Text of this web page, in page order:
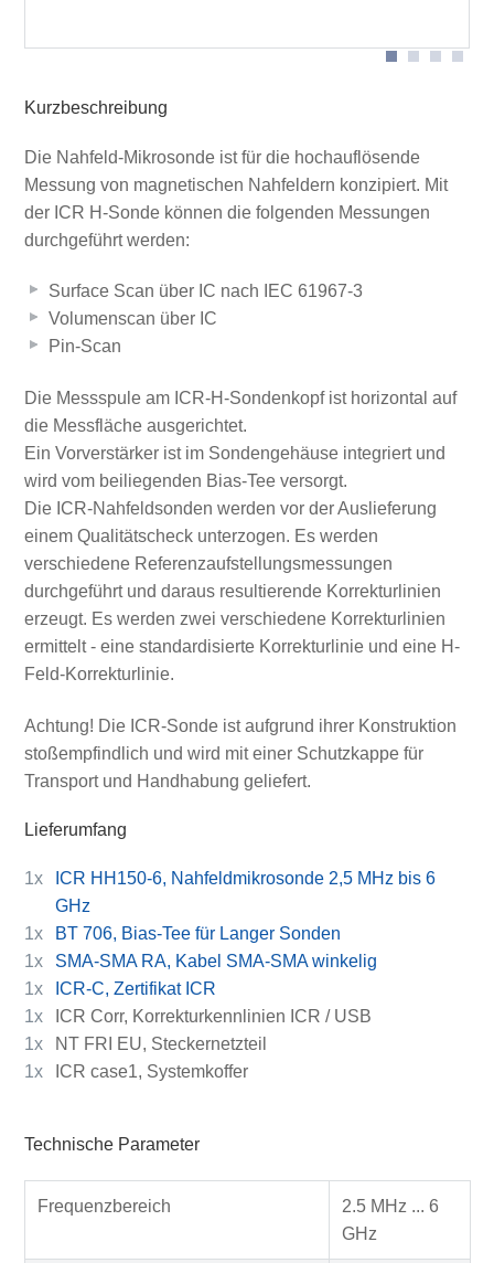
Kurzbeschreibung
Die Nahfeld-Mikrosonde ist für die hochauflösende
Messung von magnetischen Nahfeldern konzipiert. Mit
der ICR H-Sonde können die folgenden Messungen
durchgeführt werden:
Surface Scan über IC nach IEC 61967-3
Volumenscan über IC
Pin-Scan
Die Messspule am ICR-H-Sondenkopf ist horizontal auf
die Messfläche ausgerichtet.
Ein Vorverstärker ist im Sondengehäuse integriert und
wird vom beiliegenden Bias-Tee versorgt.
Die ICR-Nahfeldsonden werden vor der Auslieferung
einem Qualitätscheck unterzogen. Es werden
verschiedene Referenzaufstellungsmessungen
durchgeführt und daraus resultierende Korrekturlinien
erzeugt. Es werden zwei verschiedene Korrekturlinien
ermittelt - eine standardisierte Korrekturlinie und eine H-
Feld-Korrekturlinie.
Achtung! Die ICR-Sonde ist aufgrund ihrer Konstruktion
stoßempfindlich und wird mit einer Schutzkappe für
Transport und Handhabung geliefert.
Lieferumfang
1x
ICR HH150-6, Nahfeldmikrosonde 2,5 MHz bis 6
GHz
1x
BT 706, Bias-Tee für Langer Sonden
1x
SMA-SMA RA, Kabel SMA-SMA winkelig
1x
ICR-C, Zertifikat ICR
1x
ICR Corr, Korrekturkennlinien ICR / USB
1x
NT FRI EU, Steckernetzteil
1x
ICR case1, Systemkoffer
Technische Parameter
Frequenzbereich
2.5 MHz ... 6
GHz